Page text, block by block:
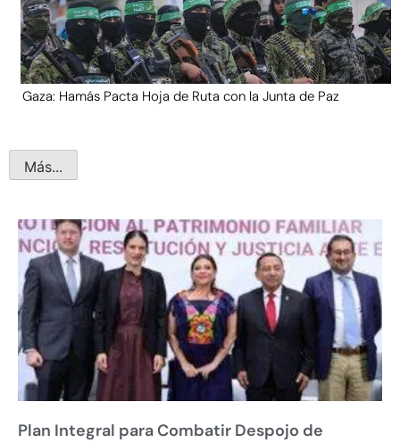
Gaza: Hamás Pacta Hoja de Ruta con la Junta de Paz
Más...
Plan Integral para Combatir Despojo de